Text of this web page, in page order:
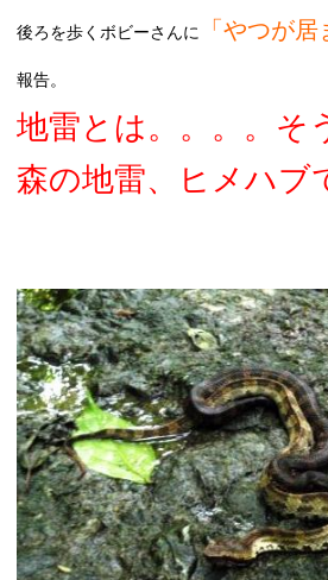
後ろを歩くボビーさんに 「やつが居
報告。
地雷とは。。。。そ
森の地雷、ヒメハブ